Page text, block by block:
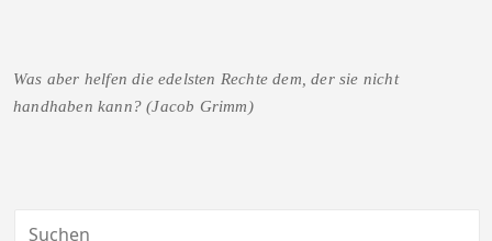
Was aber helfen die edelsten Rechte dem, der sie nicht
handhaben kann? (Jacob Grimm)